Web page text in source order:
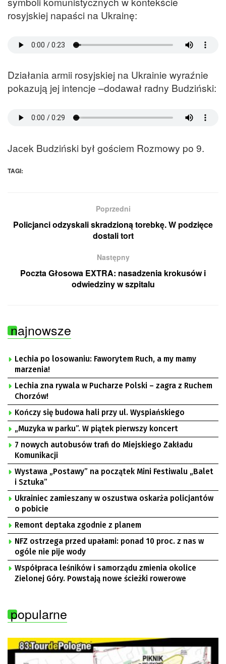
rosyjskiej napaści na Ukrainę:
Działania armii rosyjskiej na Ukrainie wyraźnie
pokazują jej intencje –dodawał radny Budziński:
Jacek Budziński był gościem Rozmowy po 9.
TAGI:
Poprzedni
Policjanci odzyskali skradzioną torebkę. W podzięce
dostali tort
Następny
Poczta Głosowa EXTRA: nasadzenia krokusów i
odwiedziny w szpitalu
najnowsze
Lechia po losowaniu: Faworytem Ruch, a my mamy
marzenia!
Lechia zna rywala w Pucharze Polski – zagra z Ruchem
Chorzów!
Kończy się budowa hali przy ul. Wyspiańskiego
„Muzyka w parku”. W piątek pierwszy koncert
7 nowych autobusów trafi do Miejskiego Zakładu
Komunikacji
Wystawa „Postawy” na początek Mini Festiwalu „Balet
i Sztuka”
Ukrainiec zamieszany w oszustwa oskarża policjantów
o pobicie
Remont deptaka zgodnie z planem
NFZ ostrzega przed upałami: ponad 10 proc. z nas w
ogóle nie pije wody
Współpraca leśników i samorządu zmienia okolice
Zielonej Góry. Powstają nowe ścieżki rowerowe
popularne